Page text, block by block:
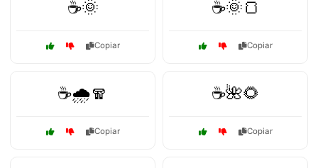
☕🌞
Copiar
☕🌞🍞
Copiar
☕🌧️🧣
Copiar
☕🌺🌻
Copiar